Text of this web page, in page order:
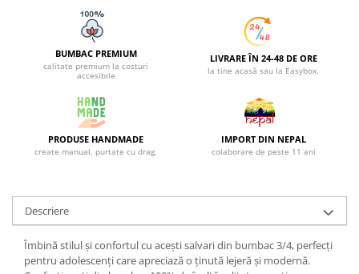
BUMBAC PREMIUM
calitate premium la costuri
accesibile
LIVRARE ÎN 24-48 DE ORE
la tine acasă sau la Easybox.
PRODUSE HANDMADE
create manual, purtate cu drag.
IMPORT DIN NEPAL
colaborare de peste 11 ani
Descriere
Îmbină stilul și confortul cu acești salvari din bumbac 3/4, perfecți
pentru adolescenți care apreciază o ținută lejeră și modernă.